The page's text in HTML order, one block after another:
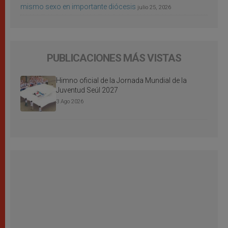
mismo sexo en importante diócesis julio 25, 2026
PUBLICACIONES MÁS VISTAS
Himno oficial de la Jornada Mundial de la
Juventud Seúl 2027
3 Ago 2026